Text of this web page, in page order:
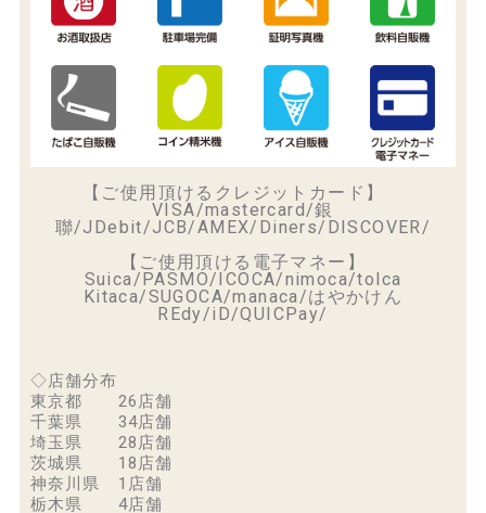
【ご使用頂けるクレジットカード】
VISA/mastercard/銀
聯/JDebit/JCB/AMEX/Diners/DISCOVER/
【ご使用頂ける電子マネー】
Suica/PASMO/ICOCA/nimoca/tolca
Kitaca/SUGOCA/manaca/はやかけん
REdy/iD/QUICPay/
◇店舗分布
東京都 26店舗
千葉県 34店舗
埼玉県 28店舗
茨城県 18店舗
神奈川県 1店舗
栃木県 4店舗